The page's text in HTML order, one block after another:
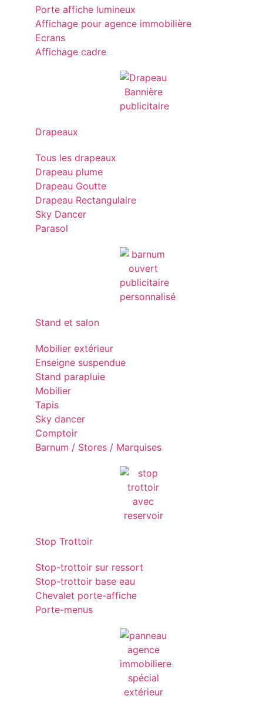
Porte affiche lumineux
Affichage pour agence immobilière
Ecrans
Affichage cadre
Drapeaux
Tous les drapeaux
Drapeau plume
Drapeau Goutte
Drapeau Rectangulaire
Sky Dancer
Parasol
Stand et salon
Mobilier extérieur
Enseigne suspendue
Stand parapluie
Mobilier
Tapis
Sky dancer
Comptoir
Barnum / Stores / Marquises
Stop Trottoir
Stop-trottoir sur ressort
Stop-trottoir base eau
Chevalet porte-affiche
Porte-menus